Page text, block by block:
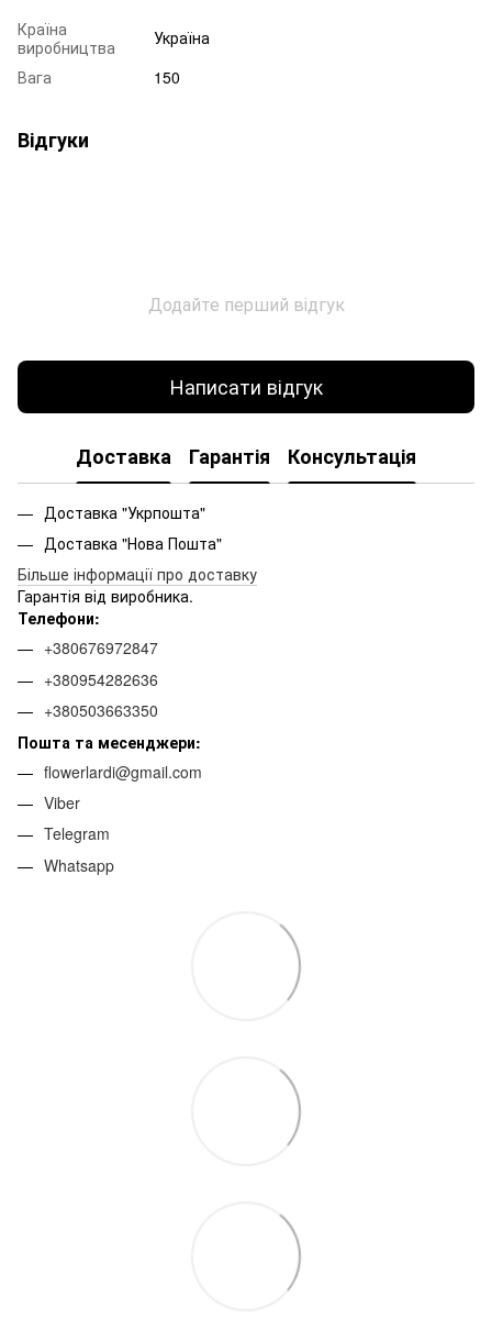
Країна
виробництва
Україна
Вага
150
Відгуки
Додайте перший відгук
Написати відгук
Доставка Гарантія Консультація
Доставка "Укрпошта"
Доставка "Нова Пошта"
Більше інформації про доставку
Гарантія від виробника.
Телефони:
+380676972847
+380954282636
+380503663350
Пошта та месенджери:
flowerlardi@gmail.com
Viber
Telegram
Whatsapp